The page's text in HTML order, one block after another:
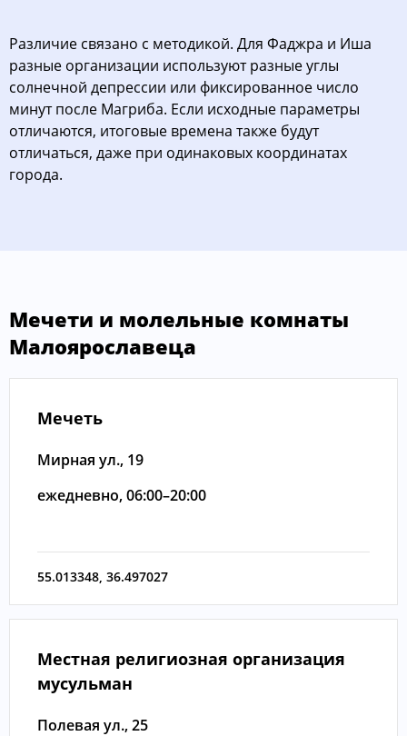
Различие связано с методикой. Для Фаджра и Иша
разные организации используют разные углы
солнечной депрессии или фиксированное число
минут после Магриба. Если исходные параметры
отличаются, итоговые времена также будут
отличаться, даже при одинаковых координатах
города.
Мечети и молельные комнаты
Малоярославеца
Мечеть
Мирная ул., 19
ежедневно, 06:00–20:00
55.013348, 36.497027
Местная религиозная организация
мусульман
Полевая ул., 25